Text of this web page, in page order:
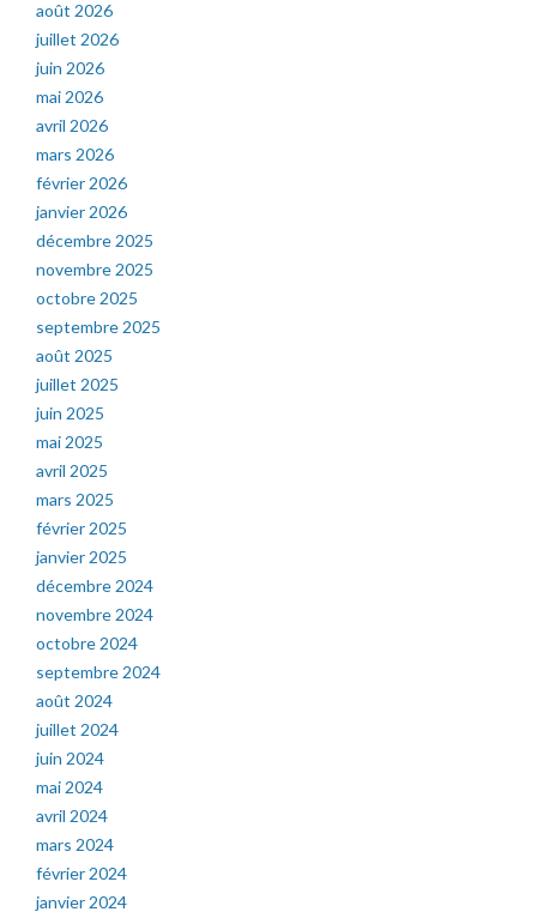
août 2026
juillet 2026
juin 2026
mai 2026
avril 2026
mars 2026
février 2026
janvier 2026
décembre 2025
novembre 2025
octobre 2025
septembre 2025
août 2025
juillet 2025
juin 2025
mai 2025
avril 2025
mars 2025
février 2025
janvier 2025
décembre 2024
novembre 2024
octobre 2024
septembre 2024
août 2024
juillet 2024
juin 2024
mai 2024
avril 2024
mars 2024
février 2024
janvier 2024